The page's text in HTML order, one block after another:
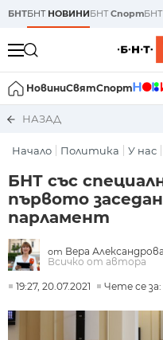
БНТБНТ НОВИНИБНТСпортБНТ
НовиниСвятСпорт
НАЗАД
Начало Политика У нас
БНТ със
първото
парламент
от Вера Александрова
Всичко от автора
19:27, 20.07.2021 Чете се